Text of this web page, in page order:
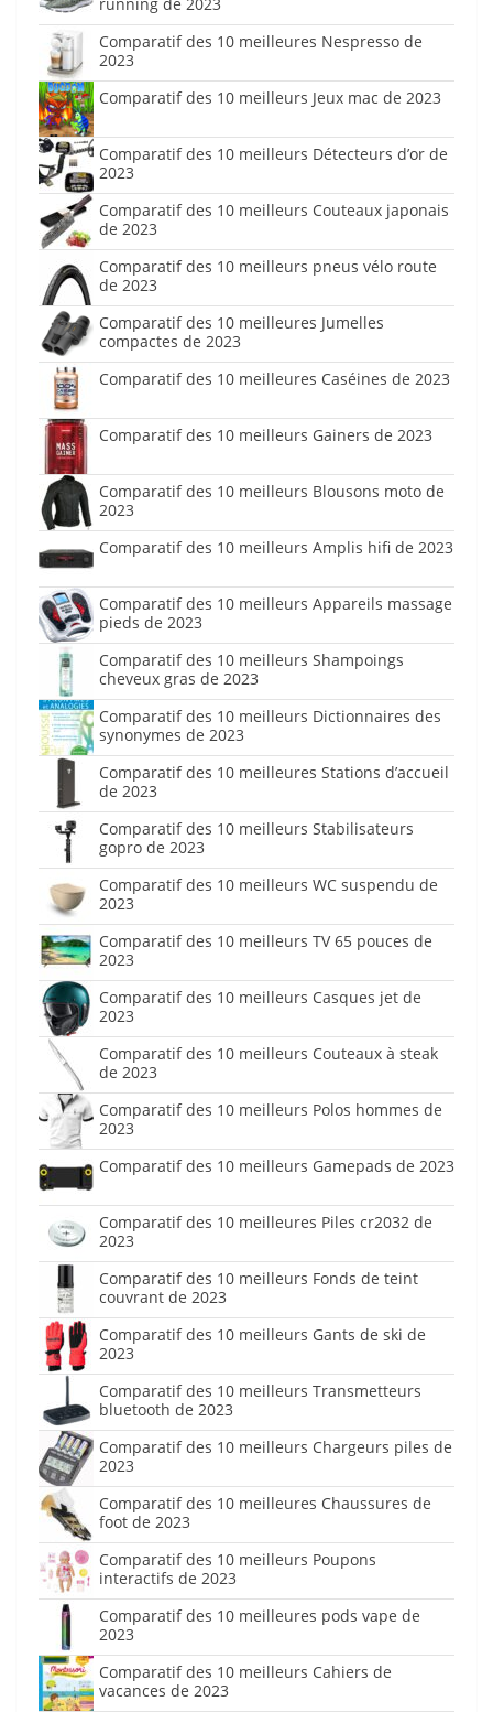
Comparatif des 10 meilleures Nespresso de
2023
Comparatif des 10 meilleurs Jeux mac de 2023
Comparatif des 10 meilleurs Détecteurs d’or de
2023
Comparatif des 10 meilleurs Couteaux japonais
de 2023
Comparatif des 10 meilleurs pneus vélo route
de 2023
Comparatif des 10 meilleures Jumelles
compactes de 2023
Comparatif des 10 meilleures Caséines de 2023
Comparatif des 10 meilleurs Gainers de 2023
Comparatif des 10 meilleurs Blousons moto de
2023
Comparatif des 10 meilleurs Amplis hifi de 2023
Comparatif des 10 meilleurs Appareils massage
pieds de 2023
Comparatif des 10 meilleurs Shampoings
cheveux gras de 2023
Comparatif des 10 meilleurs Dictionnaires des
synonymes de 2023
Comparatif des 10 meilleures Stations d’accueil
de 2023
Comparatif des 10 meilleurs Stabilisateurs
gopro de 2023
Comparatif des 10 meilleurs WC suspendu de
2023
Comparatif des 10 meilleurs TV 65 pouces de
2023
Comparatif des 10 meilleurs Casques jet de
2023
Comparatif des 10 meilleurs Couteaux à steak
de 2023
Comparatif des 10 meilleurs Polos hommes de
2023
Comparatif des 10 meilleurs Gamepads de 2023
Comparatif des 10 meilleures Piles cr2032 de
2023
Comparatif des 10 meilleurs Fonds de teint
couvrant de 2023
Comparatif des 10 meilleurs Gants de ski de
2023
Comparatif des 10 meilleurs Transmetteurs
bluetooth de 2023
Comparatif des 10 meilleurs Chargeurs piles de
2023
Comparatif des 10 meilleures Chaussures de
foot de 2023
Comparatif des 10 meilleurs Poupons
interactifs de 2023
Comparatif des 10 meilleures pods vape de
2023
Comparatif des 10 meilleurs Cahiers de
vacances de 2023